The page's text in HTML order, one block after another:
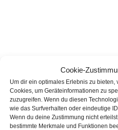
Cookie-
Um dir ein optimales Erlebnis zu
Cookies, um Geräteinformationen zu
zuzugreifen. Wenn du diesen
wie das Surfverhalten oder eindeutige
Wenn du deine Zustimmung nicht
bestimmte Merkmale und Funktionen
Am vergangenen Freitag
Weihnachtsfeier der
statt. Die Jugendwartin